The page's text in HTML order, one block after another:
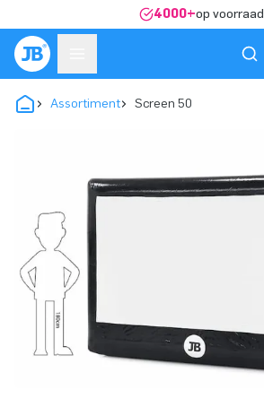
4000+op voorraad
Assortiment Screen 50